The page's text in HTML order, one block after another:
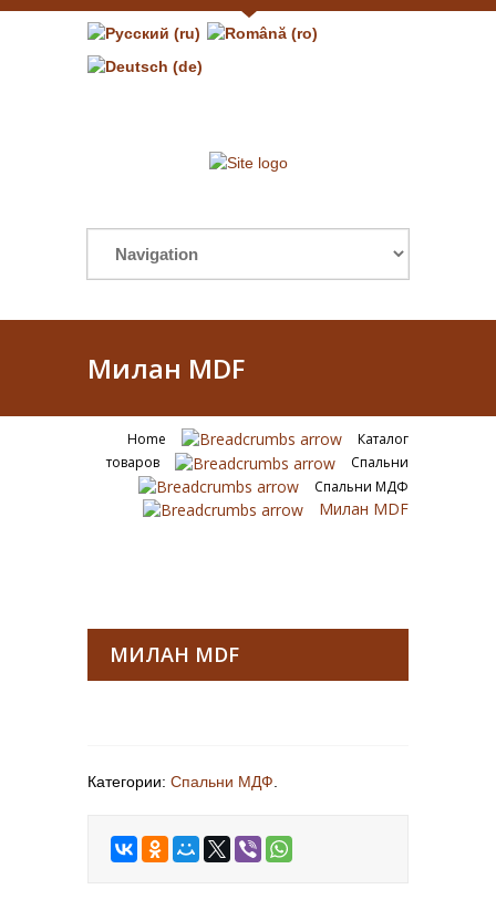
Милан MDF
Home
Каталог
товаров
Спальни
Спальни МДФ
Милан MDF
МИЛАН MDF
Категории: Спальни МДФ